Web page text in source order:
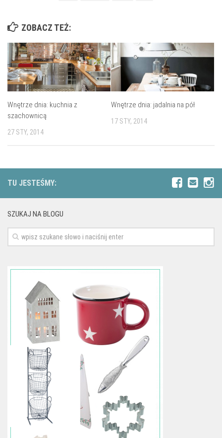
ZOBACZ TEŻ:
Wnętrze dnia: kuchnia z
szachownicą
27 STY, 2014
Wnętrze dnia: jadalnia na pół
17 STY, 2014
TU JESTEŚMY:
SZUKAJ NA BLOGU